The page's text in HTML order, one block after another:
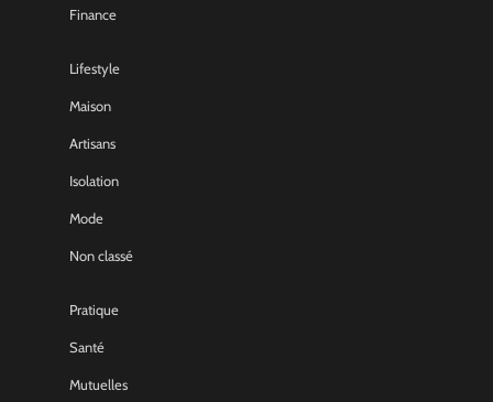
Finance
Lifestyle
Maison
Artisans
Isolation
Mode
Non classé
Pratique
Santé
Mutuelles